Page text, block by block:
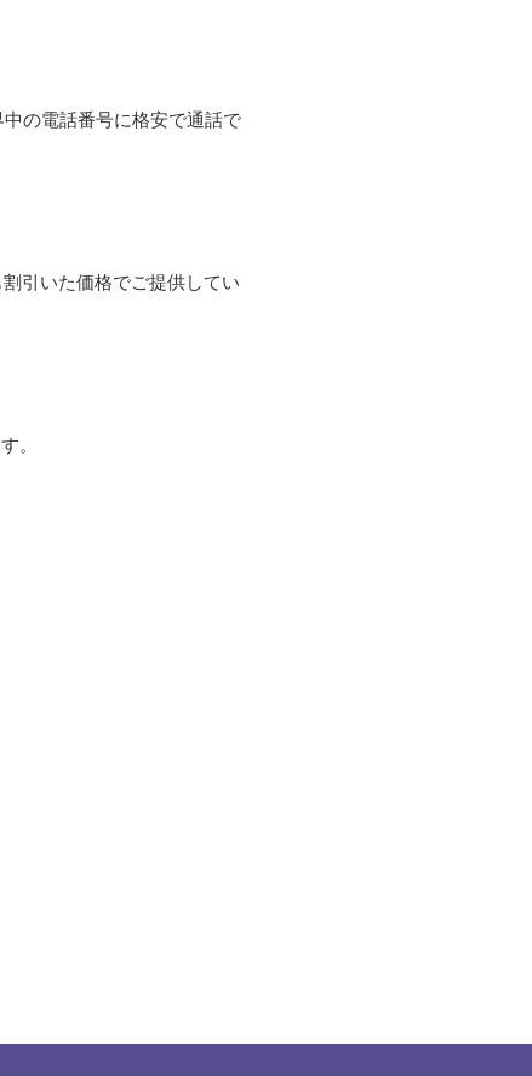
の電話番号に格安で通話で
引いた価格でご提供してい
。